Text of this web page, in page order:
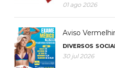
01 ago 2026
Aviso
DIVERSOS
30 jul 2026